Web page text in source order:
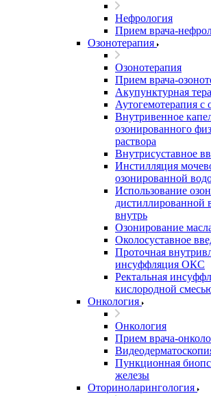
Нефрология
Прием врача-
Озонотерапия
Озонотерапия
Прием врача-
Акупунктурная
Аутогемотерапия с
Внутривенное
озонированного
раствора
Внутрисуставное
Инстилляция
озонированной
Использование
дистиллированной
внутрь
Озонирование
Околосуставное
Проточная
инсуффляция ОКС
Ректальная
кислородной
Онкология
Онкология
Прием врача-
Пункционная
железы
Оториноларингология